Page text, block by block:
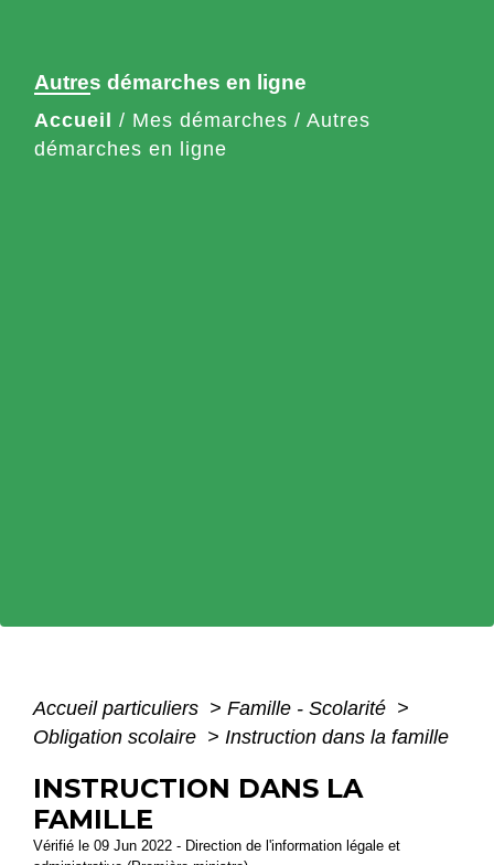
Autres démarches en ligne
Accueil / Mes démarches / Autres
démarches en ligne
Accueil particuliers > Famille - Scolarité >
Obligation scolaire > Instruction dans la famille
INSTRUCTION DANS LA
FAMILLE
Vérifié le 09 Jun 2022 - Direction de l'information légale et